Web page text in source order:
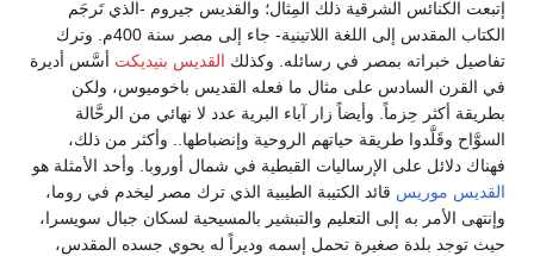
إتبعت الكنائس الشرقية ذلك المِثال؛ والقديس جيروم -الذي تَرجَم
الكتاب المقدس إلى اللغة اللاتينية- جاء إلى مصر سنة 400م. وترك
تفاصيل خبراته بمصر في رسائله. وكذلك القديس بنيديكت أسَّس أديرة
في القرن السادس على مثال ما فعله القديس باخوميوس، ولكن
بطريقة أكثر حِزماً. وأيضاً زار آباء البرية عدد لا نهائي من الرحَّالة
السوَّاح وقَلَّدوا طريقة حياتهم الروحية وإنضباطها.. وأكثر من ذلك،
فهناك دلائل على الإرساليات القبطية في شمال أوروبا. وأحد الأمثلة هو
القديس موريس قائد الكتيبة الطيبية الذي ترك مصر ليخدم في روما،
وإنتهى الأمر به إلى التعليم والتبشير بالمسيحية لسكان جبال سويسرا،
حيث توجد بلدة صغيرة تحمل إسمه وديراً له يحوي جسده المقدس،